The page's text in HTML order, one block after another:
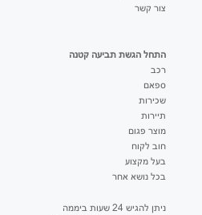
צור קשר
התחל הגשת תביעה קטנה
רכב
ספאם
שכירות
תיירות
מוצר פגום
חוב לקוח
בעל מקצוע
בכל נושא אחר
ניתן להגיש 24 שעות ביממה